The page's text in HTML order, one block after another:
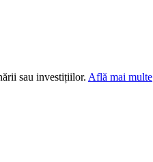
sau investițiilor. Află mai multe